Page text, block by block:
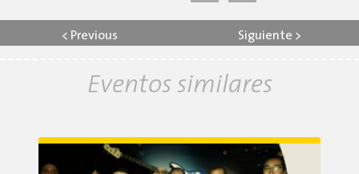
< Previous Siguiente >
Eventos similares